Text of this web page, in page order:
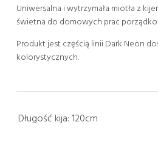
Uniwersalna i wytrzymała miotła z
świetna do domowych prac
Produkt jest częścią linii Dark Neon
kolorystycznych.
Długość kija: 120cm